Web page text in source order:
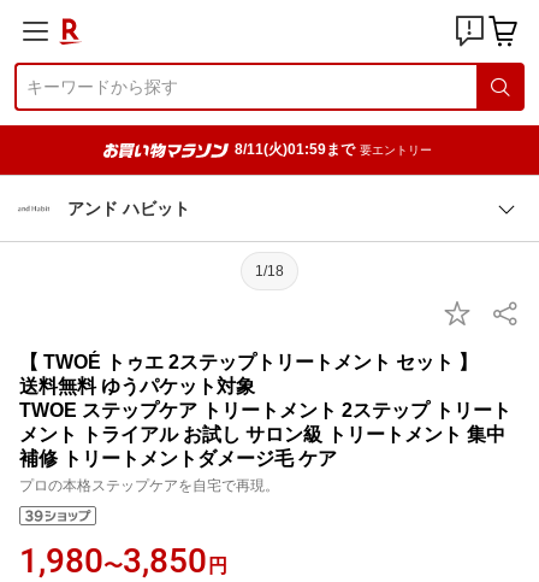
8/11(火)01:59まで 要エントリー
アンド ハビット
1/18
【 TWOÉ トゥエ 2ステップトリートメント セット 】
送料無料 ゆうパケット対象
TWOE ステップケア トリートメント 2ステップ トリート
メント トライアル お試し サロン級 トリートメント 集中
補修 トリートメントダメージ毛 ケア
プロの本格ステップケアを自宅で再現。
1,980〜3,850 円